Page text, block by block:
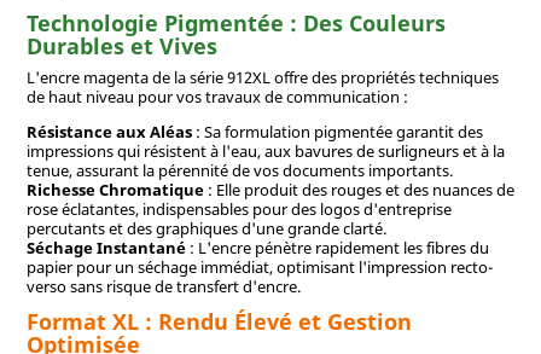
Technologie Pigmentée : Des Couleurs
Durables et Vives
L'encre magenta de la série 912XL offre des propriétés techniques
de haut niveau pour vos travaux de communication :
Résistance aux Aléas: Sa formulation pigmentée garantit des
impressions qui résistent à l'eau, aux bavures de surligneurs et à la
tenue, assurant la pérennité de vos documents importants.
Richesse Chromatique: Elle produit des rouges et des nuances de
rose éclatantes, indispensables pour des logos d'entreprise
percutants et des graphiques d'une grande clarté.
Séchage Instantané: L'encre pénètre rapidement les fibres du
papier pour un séchage immédiat, optimisant l'impression recto-
verso sans risque de transfert d'encre.
Format XL : Rendu Élevé et Gestion
Optimisée